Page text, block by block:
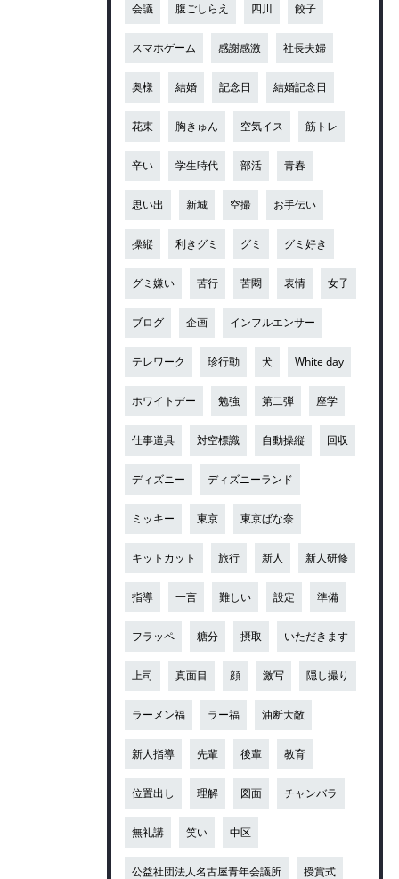
会議 腹ごしらえ 四川 餃子
スマホゲーム 感謝感激 社長夫婦
奥様 結婚 記念日 結婚記念日
花束 胸きゅん 空気イス 筋トレ
辛い 学生時代 部活 青春
思い出 新城 空撮 お手伝い
操縦 利きグミ グミ グミ好き
グミ嫌い 苦行 苦悶 表情 女子
ブログ 企画 インフルエンサー
テレワーク 珍行動 犬 White day
ホワイトデー 勉強 第二弾 座学
仕事道具 対空標識 自動操縦 回収
ディズニー ディズニーランド
ミッキー 東京 東京ばな奈
キットカット 旅行 新人 新人研修
指導 一言 難しい 設定 準備
フラッペ 糖分 摂取 いただきます
上司 真面目 顔 激写 隠し撮り
ラーメン福 ラー福 油断大敵
新人指導 先輩 後輩 教育
位置出し 理解 図面 チャンバラ
無礼講 笑い 中区
公益社団法人名古屋青年会議所 授賞式